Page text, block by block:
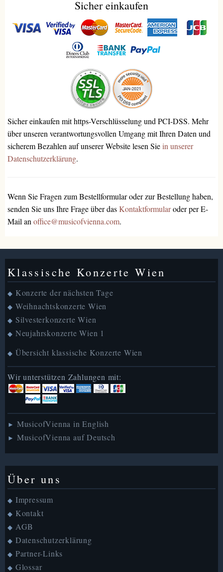
Sicher einkaufen
Sicher einkaufen mit https-Verschlüsselung und PCI-DSS. Mehr
über unseren verantwortungsvollen Umgang mit Ihren Daten und
sicherem Bezahlen auf unserer Website lesen Siein unserer
Datenschutzerklärung.
Wenn Sie Fragen zum Bestellformular oder zur Bestellung haben,
senden Sie uns Ihre Frage über dasKontaktformularoder per E-
Mail an office@musicofvienna.com.
Klassische Konzerte Wien
◆ Konzerte der nächsten Tage
◆ Weihnachtskonzerte Wien
◆ Silvesterkonzerte Wien
◆ Neujahrskonzerte Wien 1
◆ Übersicht klassische Konzerte Wien
Wir unterstützen Zahlungen mit:
► MusicofVienna in English
► MusicofVienna auf Deutsch
Über uns
◆ Impressum
◆ Kontakt
◆ AGB
◆ Datenschutzerklärung
◆ Partner-Links
◆ Glossar